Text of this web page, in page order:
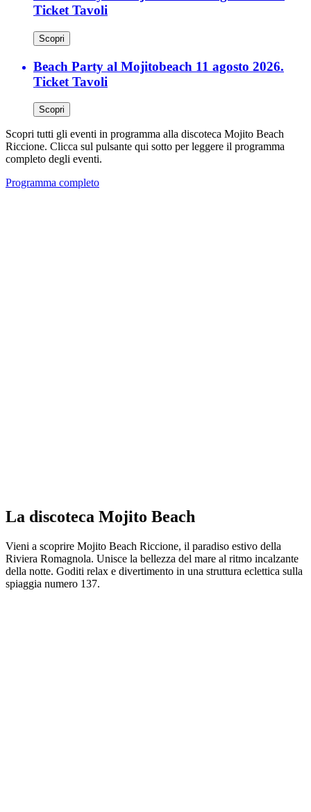
Ticket Tavoli
Scopri
Beach Party al Mojitobeach 11 agosto 2026.
Ticket Tavoli
Scopri
Scopri tutti gli eventi in programma alla discoteca Mojito Beach
Riccione. Clicca sul pulsante qui sotto per leggere il programma
completo degli eventi.
Programma completo
La discoteca Mojito Beach
Vieni a scoprire Mojito Beach Riccione, il paradiso estivo della
Riviera Romagnola. Unisce la bellezza del mare al ritmo incalzante
della notte. Goditi relax e divertimento in una struttura eclettica sulla
spiaggia numero 137.